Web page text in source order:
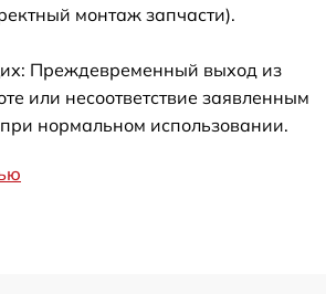
монтаж запчасти).
Преждевременный выход из
или несоответствие заявленным
нормальном использовании.